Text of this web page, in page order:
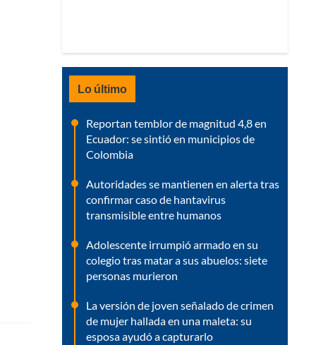
Lo último
Reportan temblor de magnitud 4,8 en
Ecuador: se sintió en municipios de
Colombia
Autoridades se mantienen en alerta tras
confirmar caso de hantavirus
transmisible entre humanos
Adolescente irrumpió armado en su
colegio tras matar a sus abuelos: siete
personas murieron
La versión de joven señalado de crimen
de mujer hallada en una maleta: su
esposa ayudó a capturarlo